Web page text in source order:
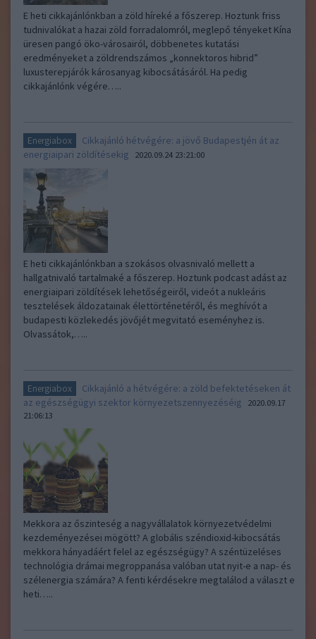
E heti cikkajánlónkban a zöld híreké a főszerep. Hoztunk friss
tudnivalókat a hazai zöld forradalomról, meglepő tényeket Kína
üresen pangó öko-városairól, döbbenetes kutatási
eredményeket a zöldrendszámos „konnektoros hibrid”
luxusterepjárók károsanyag kibocsátásáról. Ha pedig
cikkajánlónk végére…..
Energiabox
Cikkajánló hétvégére: a jövő Budapestjén át az
energiaipari zöldítésekig
2020.09.24 23:21:00
E heti cikkajánlónkban a szokásos olvasnivaló mellett a
hallgatnivaló tartalmaké a főszerep. Hoztunk podcast adást az
energiaipari zöldítések lehetőségeiről, videót a nukleáris
tesztelések áldozatainak élettörténetéről, és meghívót a
budapesti közlekedés jövőjét megvitató eseményhez is.
Olvassátok,…..
Energiabox
Cikkajánló a hétvégére: a zöld befektetéseken át
az egészségügyi szektor környezetszennyezéséig
2020.09.17
21:06:13
Mekkora az őszinteség a nagyvállalatok környezetvédelmi
kezdeményezései mögött? A globális széndioxid-kibocsátás
mekkora hányadáért felel az egészségügy? A széntüzeléses
technológia drámai megroppanása valóban utat nyit-e a nap- és
szélenergia számára? A fenti kérdésekre megtalálod a választ e
heti…..